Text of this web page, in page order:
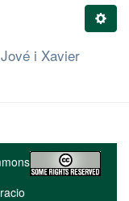
i Xavier